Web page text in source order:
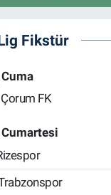
Fikstür
FK